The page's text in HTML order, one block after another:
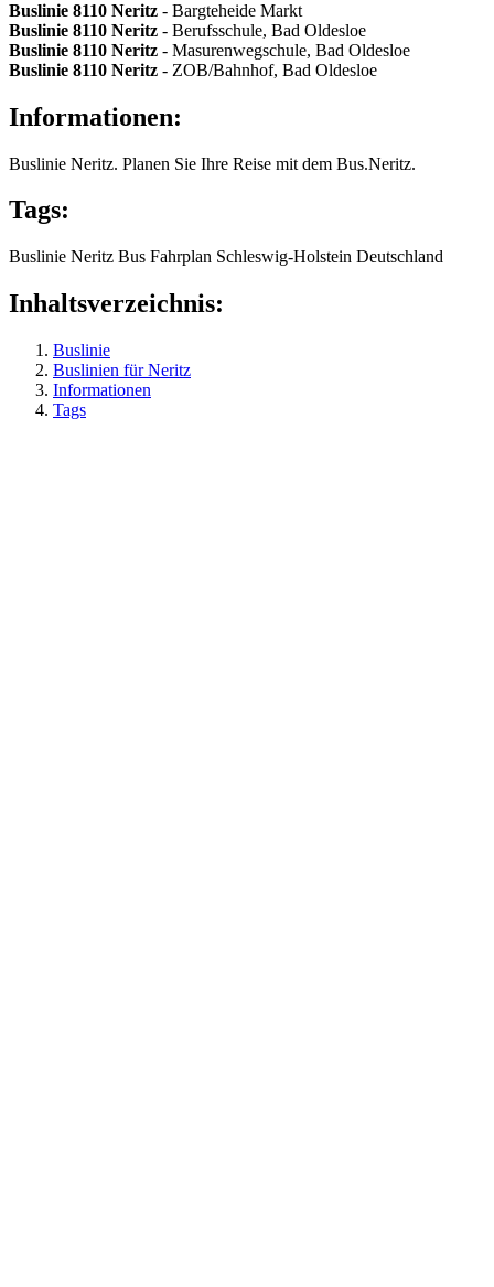
Buslinie 8110 Neritz - Bargteheide Markt
Buslinie 8110 Neritz - Berufsschule, Bad Oldesloe
Buslinie 8110 Neritz - Masurenwegschule, Bad Oldesloe
Buslinie 8110 Neritz - ZOB/Bahnhof, Bad Oldesloe
Informationen:
Buslinie Neritz. Planen Sie Ihre Reise mit dem Bus.Neritz.
Tags:
Buslinie Neritz Bus Fahrplan Schleswig-Holstein Deutschland
Inhaltsverzeichnis:
Buslinie
Buslinien für Neritz
Informationen
Tags